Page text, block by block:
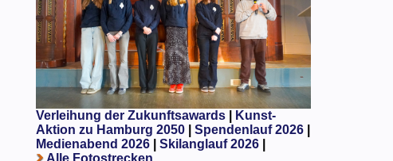
Verleihung der Zukunftsawards|
Kunst-
Aktion zu Hamburg 2050
Spendenlauf 2026|
Medienabend 2026| Skilanglauf 2026|
Alle Fotostrecken